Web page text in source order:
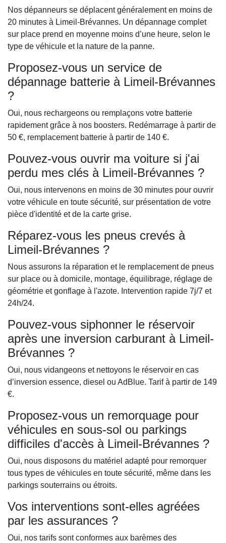
Nos dépanneurs se déplacent généralement en moins de
20 minutes à Limeil-Brévannes. Un dépannage complet
sur place prend en moyenne moins d’une heure, selon le
type de véhicule et la nature de la panne.
Proposez-vous un service de
dépannage batterie à Limeil-Brévannes
?
Oui, nous rechargeons ou remplaçons votre batterie
rapidement grâce à nos boosters. Redémarrage à partir de
50 €, remplacement batterie à partir de 140 €.
Pouvez-vous ouvrir ma voiture si j'ai
perdu mes clés à Limeil-Brévannes ?
Oui, nous intervenons en moins de 30 minutes pour ouvrir
votre véhicule en toute sécurité, sur présentation de votre
pièce d'identité et de la carte grise.
Réparez-vous les pneus crevés à
Limeil-Brévannes ?
Nous assurons la réparation et le remplacement de pneus
sur place ou à domicile, montage, équilibrage, réglage de
géométrie et gonflage à l'azote. Intervention rapide 7j/7 et
24h/24.
Pouvez-vous siphonner le réservoir
après une inversion carburant à Limeil-
Brévannes ?
Oui, nous vidangeons et nettoyons le réservoir en cas
d’inversion essence, diesel ou AdBlue. Tarif à partir de 149
€.
Proposez-vous un remorquage pour
véhicules en sous-sol ou parkings
difficiles d'accès à Limeil-Brévannes ?
Oui, nous disposons du matériel adapté pour remorquer
tous types de véhicules en toute sécurité, même dans les
parkings souterrains ou étroits.
Vos interventions sont-elles agréées
par les assurances ?
Oui, nos tarifs sont conformes aux barèmes des